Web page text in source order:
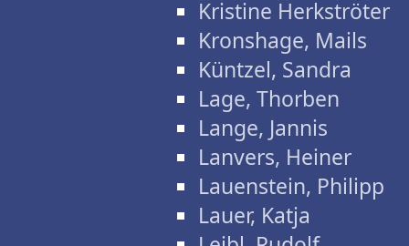
Kristine Herkströter
Kronshage, Mails
Küntzel, Sandra
Lage, Thorben
Lange, Jannis
Lanvers, Heiner
Lauenstein, Philipp
Lauer, Katja